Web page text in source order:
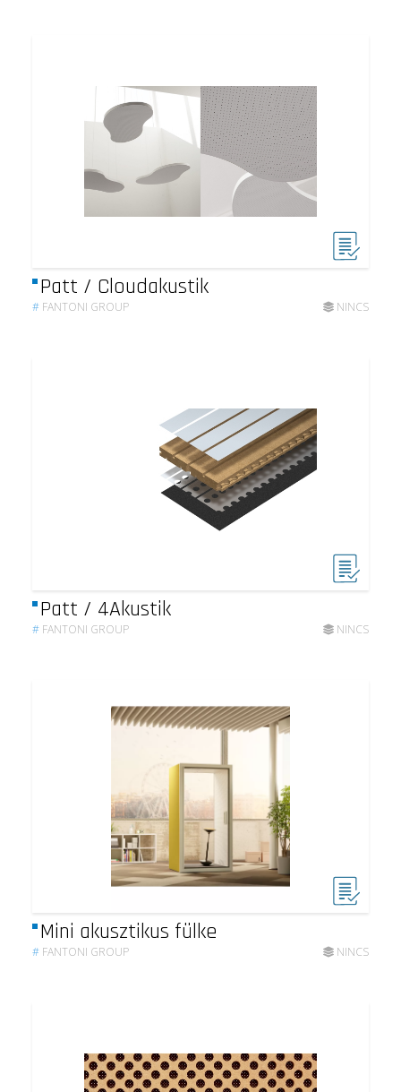
Patt / Cloudakustik
# FANTONI GROUP NINCS
Patt / 4Akustik
# FANTONI GROUP NINCS
Mini akusztikus fülke
# FANTONI GROUP NINCS